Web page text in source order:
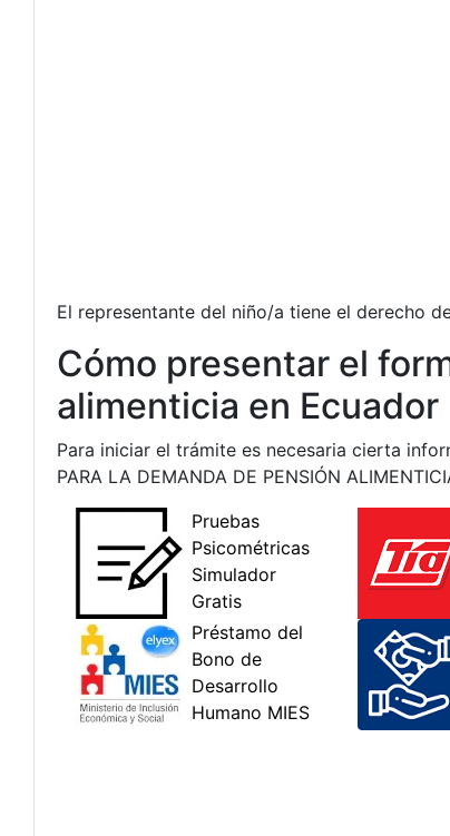
El representante del niño/a tiene el derecho
Cómo presentar el
alimenticia en Ecuador
Para iniciar el trámite es necesaria cierta
PARA LA DEMANDA DE PENSIÓN